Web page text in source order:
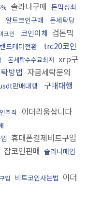
솔라나구매 돈믹싱최
알트코인구매
돈세탁당
코인 코인이체 검돈믹
드테더전환
trc20코인
돈세탁수수료최저 xrp구
방법 자금세탁문의
판매대행
구매대행
추적 이더리움삽니다
휴대폰결제비트구입
잡코인판매 솔라나매입
입 비트코인사는법 이더